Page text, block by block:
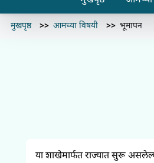
मुखपृष्ठ आमच्या विषयी भूमापन
या शाखेमार्फत राज्यात सुरू